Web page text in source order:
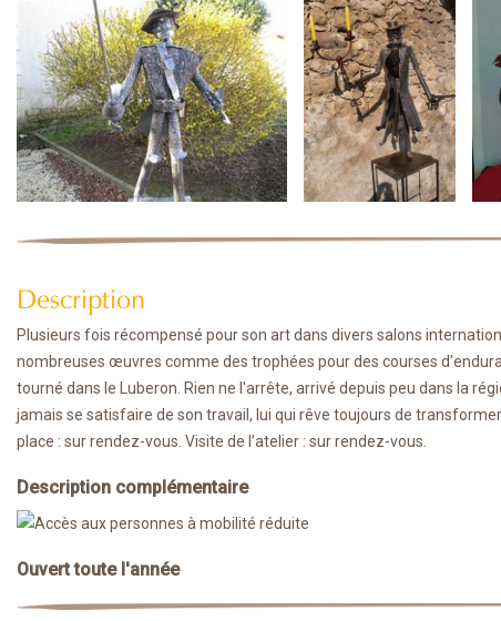
Description
Plusieurs fois récompensé pour son art dans divers salons
nombreuses œuvres comme des trophées pour des courses
tourné dans le Luberon. Rien ne l'arrête, arrivé depuis peu dans la
jamais se satisfaire de son travail, lui qui rêve toujours de
place : sur rendez-vous. Visite de l’atelier : sur rendez-vous.
Description complémentaire
Ouvert toute l'année